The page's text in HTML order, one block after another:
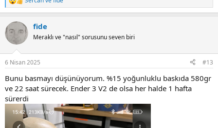
R
e
c
t
i
s
fide
Meraklı ve "nasıl" sorusunu seven biri
6 Nisan 2025 #13
Bunu basmayı düşünüyorum. %15 yoğunluklu baskıda 580gr
ve 22 saat sürecek. Ender 3 V2 de olsa her halde 1 hafta
sürerdi